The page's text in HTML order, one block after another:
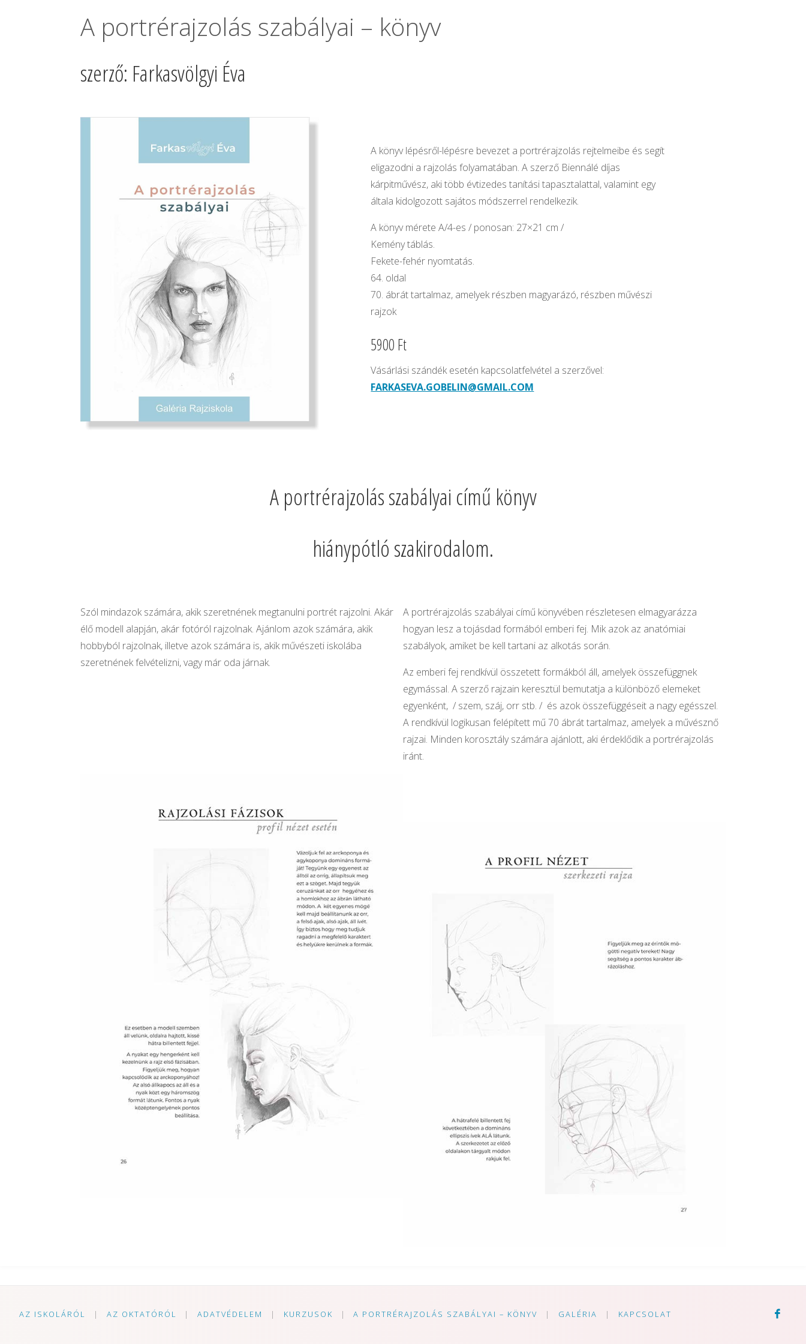
A portrérajzolás szabályai – könyv
szerző: Farkasvölgyi Éva
A könyv lépésről-lépésre bevezet a portrérajzolás rejtelmeibe és segít
eligazodni a rajzolás folyamatában. A szerző Biennálé díjas
kárpitművész, aki több évtizedes tanítási tapasztalattal, valamint egy
általa kidolgozott sajátos módszerrel rendelkezik.
A könyv mérete A/4-es / ponosan: 27×21 cm /
Kemény táblás.
Fekete-fehér nyomtatás.
64. oldal
70. ábrát tartalmaz, amelyek részben magyarázó, részben művészi
rajzok
5900 Ft
Vásárlási szándék esetén kapcsolatfelvétel a szerzővel:
FARKASEVA.GOBELIN@GMAIL.COM
A portrérajzolás szabályai című könyv
hiánypótló szakirodalom.
Szól mindazok számára, akik szeretnének megtanulni portrét rajzolni. Akár
élő modell alapján, akár fotóról rajzolnak. Ajánlom azok számára, akik
hobbyból rajzolnak, illetve azok számára is, akik művészeti iskolába
szeretnének felvételizni, vagy már oda járnak.
A portrérajzolás szabályai című könyvében részletesen elmagyarázza
hogyan lesz a tojásdad formából emberi fej. Mik azok az anatómiai
szabályok, amiket be kell tartani az alkotás során.
Az emberi fej rendkívül összetett formákból áll, amelyek összefüggnek
egymással. A szerző rajzain keresztül bemutatja a különböző elemeket
egyenként, / szem, száj, orr stb. / és azok összefüggéseit a nagy egésszel.
A rendkívül logikusan felépített mű 70 ábrát tartalmaz, amelyek a művésznő
rajzai. Minden korosztály számára ajánlott, aki érdeklődik a portrérajzolás
iránt.
AZ ISKOLÁRÓL | AZ OKTATÓRÓL | ADATVÉDELEM | KURZUSOK | A PORTRÉRAJZOLÁS SZABÁLYAI – KÖNYV | GALÉRIA | KAPCSOLAT